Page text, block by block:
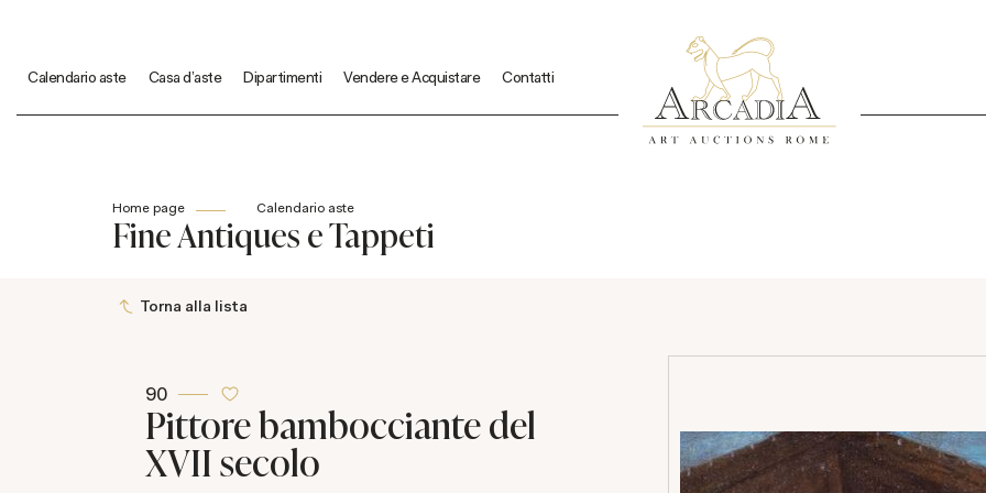
Calendario aste Casa d'aste Dipartimenti Vendere e Acquistare Contatti
Home page Calendario aste
Fine Antiques e Tappeti
Torna alla lista
90
Pittore bambocciante del
XVII secolo